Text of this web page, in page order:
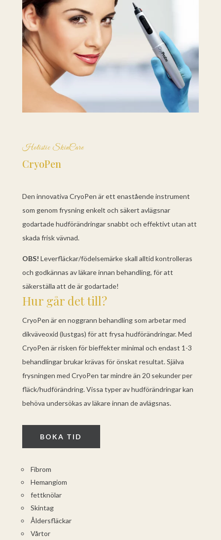
Holistic SkinCare
CryoPen
Den innovativa CryoPen är ett enastående instrument
som genom frysning enkelt och säkert avlägsnar
godartade hudförändringar snabbt och effektivt utan att
skada frisk vävnad.
OBS! Leverfläckar/födelsemärke skall alltid kontrolleras
och godkännas av läkare innan behandling, för att
säkerställa att de är godartade!
Hur går det till?
CryoPen är en noggrann behandling som arbetar med
dikväveoxid (lustgas) för att frysa hudförändringar. Med
CryoPen är risken för bieffekter minimal och endast 1-3
behandlingar brukar krävas för önskat resultat. Själva
frysningen med CryoPen tar mindre än 20 sekunder per
fläck/hudförändring. Vissa typer av hudförändringar kan
behöva undersökas av läkare innan de avlägsnas.
BOKA TID
Fibrom
Hemangiom
fettknölar
Skintag
Åldersfläckar
Vårtor